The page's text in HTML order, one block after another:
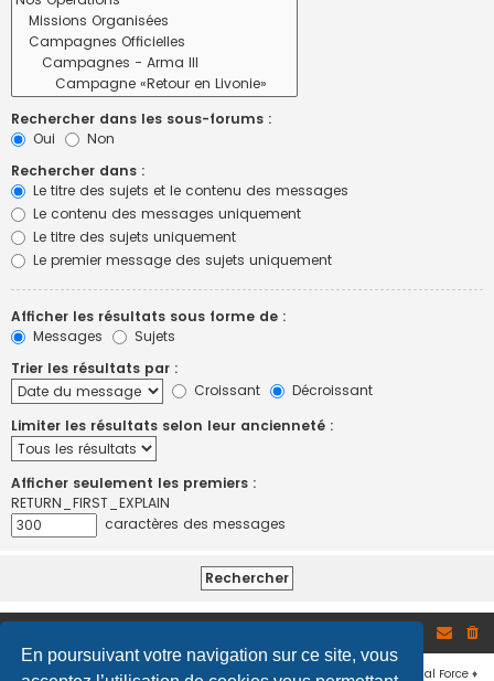
En poursuivant votre navigation sur ce site, vous
Rechercher dans les sous-forums :
Oui
Non
Rechercher dans :
Le titre des sujets et le contenu des messages
Le contenu des messages uniquement
Le titre des sujets uniquement
Le premier message des sujets uniquement
Afficher les résultats sous forme de :
Messages
Sujets
Trier les résultats par :
Croissant
Décroissant
Limiter les résultats selon leur ancienneté :
Afficher seulement les premiers :
RETURN_FIRST_EXPLAIN
caractères des messages
Développé par phpBB® Forum Software © phpBB Limited♦ © 2019Virtual Force ♦